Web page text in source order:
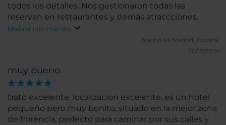
todos los detalles. Nos gestionaron todas las
reservan en restaurantes y demás atraccciones.
Mostrar información
Nacho M. Madrid, España
30/12/2019
muy bueno
trato excelente, localizacion excelente. es un hotel
pequeño pero muy bonito, situado en la mejor zona
de florencia, perfecto para caminar por sus calles y